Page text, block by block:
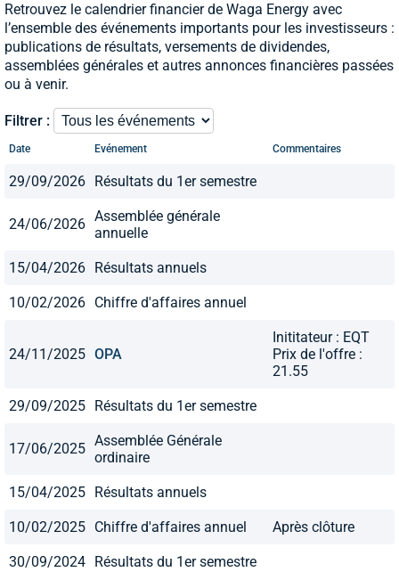
Retrouvez le calendrier financier de Waga Energy avec
l’ensemble des événements importants pour les investisseurs :
publications de résultats, versements de dividendes,
assemblées générales et autres annonces financières passées
ou à venir.
Filtrer :
Date Evénement Commentaires
29/09/2026 Résultats du 1er semestre
24/06/2026 Assemblée générale
annuelle
15/04/2026 Résultats annuels
10/02/2026 Chiffre d'affaires annuel
24/11/2025 OPA
Inititateur : EQT
Prix de l'offre :
21.55
29/09/2025 Résultats du 1er semestre
17/06/2025 Assemblée Générale
ordinaire
15/04/2025 Résultats annuels
10/02/2025 Chiffre d'affaires annuel Après clôture
30/09/2024 Résultats du 1er semestre